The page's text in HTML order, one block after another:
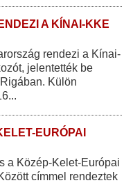
A KÍNAI-KKE
rendezi a Kínai-
jelentették be
Külön
EURÓPAI
a Közép-Kelet-Európai
címmel rendeztek